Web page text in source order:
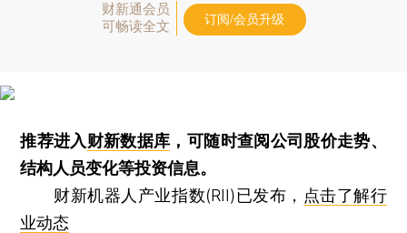
财新通会员
可畅读全文
订阅/会员升级
推荐进入财新数据库 ，可随时查阅公司股价走势、
结构人员变化等投资信息。
财新机器人产业指数(RII)已发布， 点击了解行
业动态